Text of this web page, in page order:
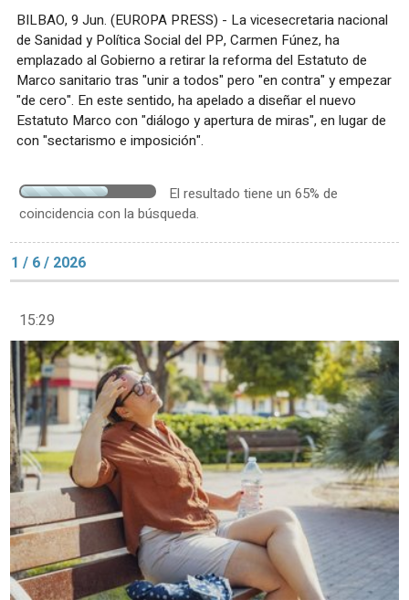
BILBAO, 9 Jun. (EUROPA PRESS) - La vicesecretaria nacional
de Sanidad y Política Social del PP, Carmen Fúnez, ha
emplazado al Gobierno a retirar la reforma del Estatuto de
Marco sanitario tras "unir a todos" pero "en contra" y empezar
"de cero". En este sentido, ha apelado a diseñar el nuevo
Estatuto Marco con "diálogo y apertura de miras", en lugar de
con "sectarismo e imposición".
El resultado tiene un 65% de
coincidencia con la búsqueda.
1 / 6 / 2026
15:29